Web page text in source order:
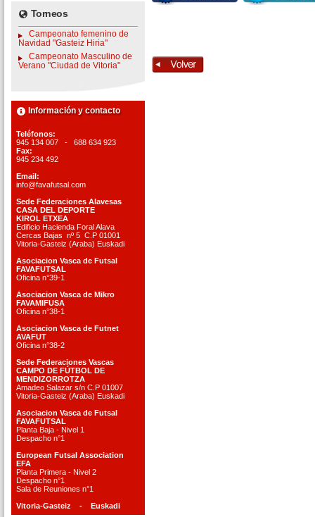
Torneos
Campeonato femenino de
Navidad "Gasteiz Hiria"
Campeonato Masculino de
Verano "Ciudad de Vitoria"
Información y contacto
Teléfonos:
945 134 007 - 688 634 923
Fax:
945 234 492
Email:
info@favafutsal.com
Sede Federaciones Alavesas
CASA DEL DEPORTE
KIROL ETXEA
Edificio Hacienda Foral Alava
Cercas Bajas nº 5 C.P 01001
Vitoria-Gasteiz (Araba) Euskadi
Asociacion Vasca de Futsal
FAVAFUTSAL
Oficina n°39-1
Asociacion Vasca de Mikro
FAVAMIFUSA
Oficina n°38-1
Asociacion Vasca de Futnet
AVAFUT
Oficina n°38-2
Sede Federaciones Vascas
CAMPO DE FÚTBOL DE
MENDIZORROTZA
Amadeo Salazar s/n C.P 01007
Vitoria-Gasteiz (Araba) Euskadi
Asociacion Vasca de Futsal
FAVAFUTSAL
Planta Baja - Nivel 1
Despacho n°1
European Futsal Association
EFA
Planta Primera - Nivel 2
Despacho n°1
Sala de Reuniones n°1
Vitoria-Gasteiz - Euskadi